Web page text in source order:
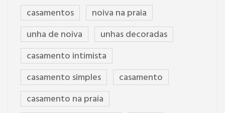
casamentos
noiva na praia
unha de noiva
unhas decoradas
casamento intimista
casamento simples
casamento
casamento na praia